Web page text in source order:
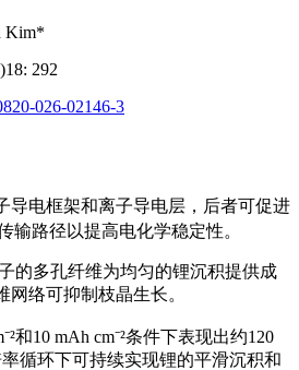
Kim*
292
026-02146-3
导电框架和离子导电层，后者可促进
输路径以提高电化学稳定性。
的多孔纤维为均匀的锂沉积提供成
络可抑制枝晶生长。
和10 mAh cm⁻²条件下表现出约120
循环下可持续实现锂的平滑沉积和